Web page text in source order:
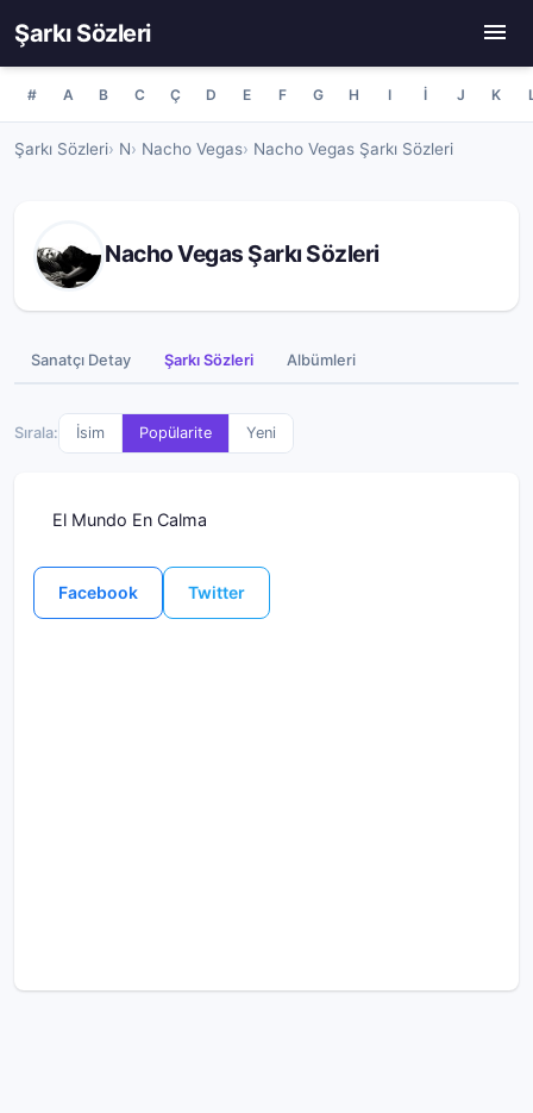
Şarkı Sözleri
# A B C Ç D E F G H I İ J K
Şarkı Sözleri N Nacho Vegas Nacho Vegas Şarkı Sözleri
Nacho Vegas Şarkı Sözleri
Sanatçı Detay Şarkı Sözleri Albümleri
Sırala: İsim Popülarite Yeni
El Mundo En Calma
Facebook Twitter